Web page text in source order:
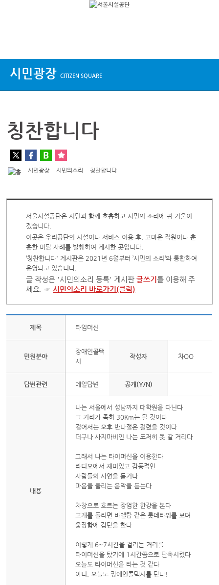
시민광장 CITIZEN SQUARE
칭찬합니다
시민광장 시민의소리 칭찬합니다
서울시설공단은 시민과 함께 호흡하고 시민의 소리에 귀 기울이
겠습니다.
이곳은 우리공단의 시설이나 서비스 이용 후, 고마운 직원이나 훈
훈한 미담 사례를 발췌하여 게시한 곳입니다.
‘칭찬합니다' 게시판은 2021년 6월부터 ’시민의 소리‘와 통합하여
운영되고 있습니다.
글 작성은 '시민의소리 등록' 게시판글쓰기를 이용해 주
세요. ☞시민의소리 바로가기(클릭)
제목 타임머신
민원분야
장애인콜택
시
작성자 차OO
답변관련 메일답변 공개(Y/N)
내용
나는 서울에서 성남까지 대학원을 다닌다
그 거리가 족히 30Km는 될 것이다
걸어서는 오후 반나절은 걸렸을 것이다
더구나 사지마비인 나는 도저히 못 갈 거리다
그래서 나는 타이머신을 이용한다
라디오에서 재미있고 감동적인
사람들의 사연을 듣거나
마음을 울리는 음악을 듣는다
차창으로 흐르는 장엄한 한강을 본다
고개를 돌리면 바벨탑 같은 롯데타워를 보며
웅장함에 감탄을 한다
이렇게 6~7시간을 걸리는 거리를
타이머신을 탔기에 1시간쯤으로 단축시켰다
오늘도 타이머신을 타는 것 같다
아니, 오늘도 장애인콜택시를 탄다!